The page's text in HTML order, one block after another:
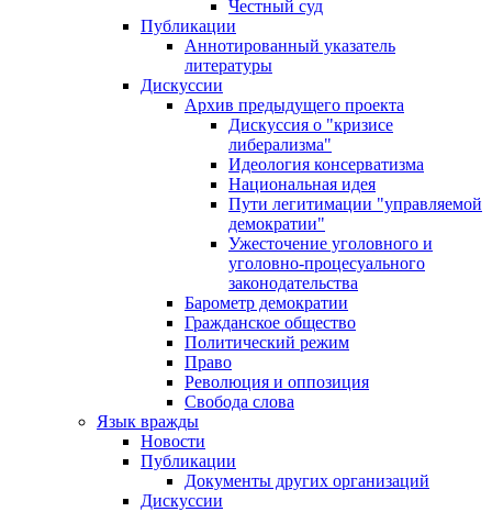
Честный суд
Публикации
Аннотированный указатель
литературы
Дискуссии
Архив предыдущего проекта
Дискуссия о "кризисе
либерализма"
Идеология консерватизма
Национальная идея
Пути легитимации "управляемой
демократии"
Ужесточение уголовного и
уголовно-процесуального
законодательства
Барометр демократии
Гражданское общество
Политический режим
Право
Революция и оппозиция
Свобода слова
Язык вражды
Новости
Публикации
Документы других организаций
Дискуссии